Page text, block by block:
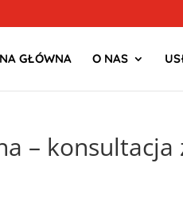
GŁÓWNA O NAS
– konsultacja